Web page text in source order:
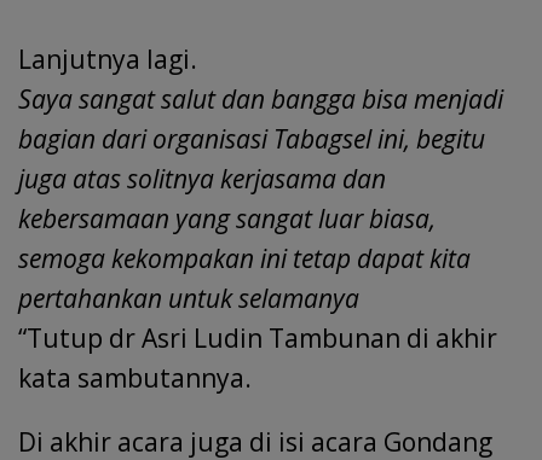
Lanjutnya lagi.
Saya sangat salut dan bangga bisa menjadi
bagian dari organisasi Tabagsel ini, begitu
juga atas solitnya kerjasama dan
kebersamaan yang sangat luar biasa,
semoga kekompakan ini tetap dapat kita
pertahankan untuk selamanya
“Tutup dr Asri Ludin Tambunan di akhir
kata sambutannya.
Di akhir acara juga di isi acara Gondang